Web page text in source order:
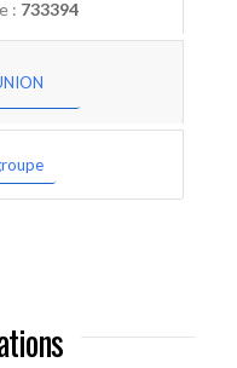
: 733394